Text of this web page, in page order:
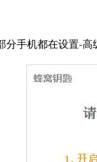
分手机都在设置-